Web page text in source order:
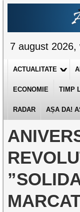
7 august 2026,
ACTUALITATE
ECONOMIE TIMP
RADAR AȘA DA!